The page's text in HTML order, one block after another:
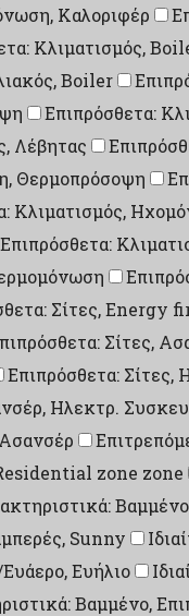
Καλοριφέρ
Κλιματισμός,
Boiler
Επιπρόσθετα:
Λέβητας
Θερμοπρόσοψη
Κλιματισμός,
Επιπρόσθετα:
Σίτες, Energy
Σίτες,
Επιπρόσθετα:
Ηλεκτρ.
zone zone
Sunny
Ευήλιο
Βαμμένο,